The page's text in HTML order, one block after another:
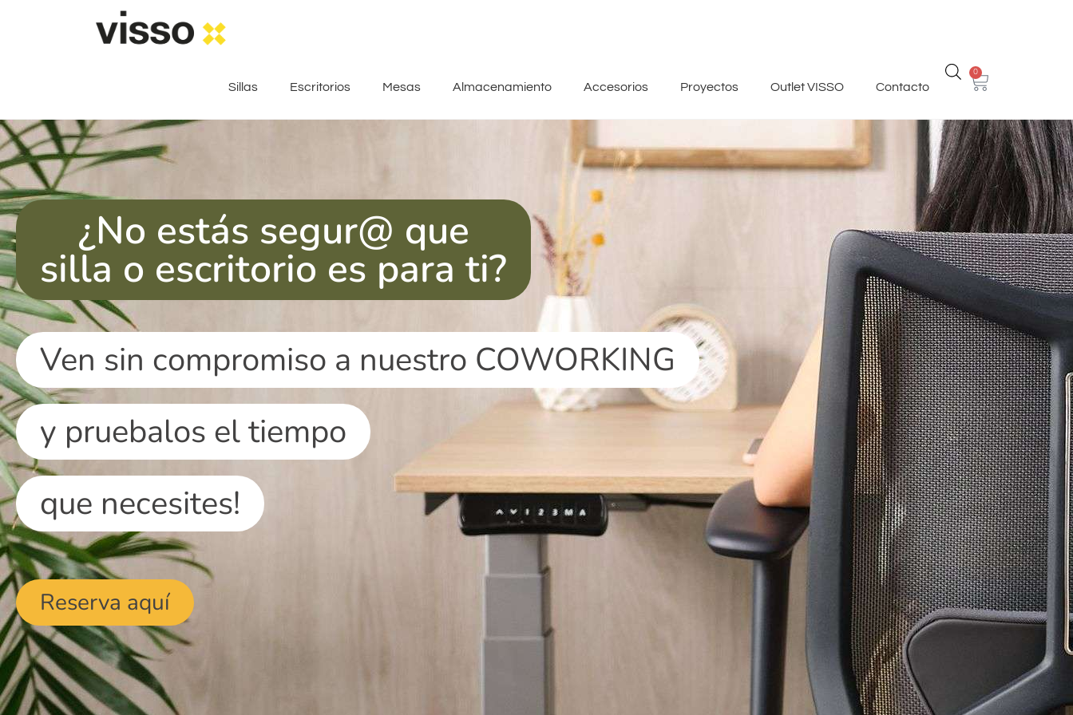
Sillas Escritorios Mesas Almacenamiento Accesorios Proyectos Outlet VISSO Contacto
0
¿No estás segur@ que
silla o escritorio es para ti?
Ven sin compromiso a nuestro COWORKING
y pruebalos el tiempo
que necesites!
Reserva aquí